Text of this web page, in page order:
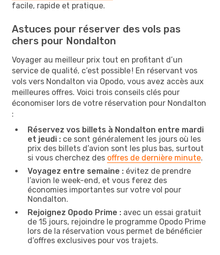
facile, rapide et pratique.
Astuces pour réserver des vols pas
chers pour Nondalton
Voyager au meilleur prix tout en profitant d’un
service de qualité, c’est possible ! En réservant vos
vols vers Nondalton via Opodo, vous avez accès aux
meilleures offres. Voici trois conseils clés pour
économiser lors de votre réservation pour Nondalton
:
Réservez vos billets à Nondalton entre mardi
et jeudi : ce sont généralement les jours où les
prix des billets d’avion sont les plus bas, surtout
si vous cherchez des offres de dernière minute.
Voyagez entre semaine : évitez de prendre
l’avion le week-end, et vous ferez des
économies importantes sur votre vol pour
Nondalton.
Rejoignez Opodo Prime : avec un essai gratuit
de 15 jours, rejoindre le programme Opodo Prime
lors de la réservation vous permet de bénéficier
d’offres exclusives pour vos trajets.